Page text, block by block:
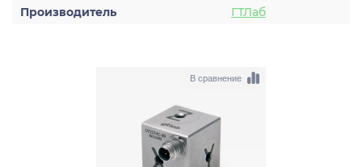
Производитель
ГТЛаб
В сравнение